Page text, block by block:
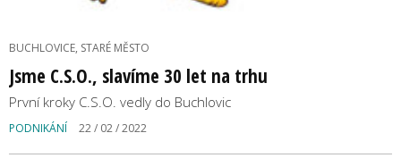
BUCHLOVICE, STARÉ MĚSTO
Jsme C.S.O., slavíme 30 let na trhu
První kroky C.S.O. vedly do Buchlovic
PODNIKÁNÍ 22 / 02 / 2022